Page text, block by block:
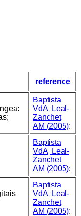
reference
Baptista
VdA, Leal-
Zanchet
AM (2005):
Baptista
VdA, Leal-
Zanchet
AM (2005):
Baptista
VdA, Leal-
Zanchet
AM (2005):